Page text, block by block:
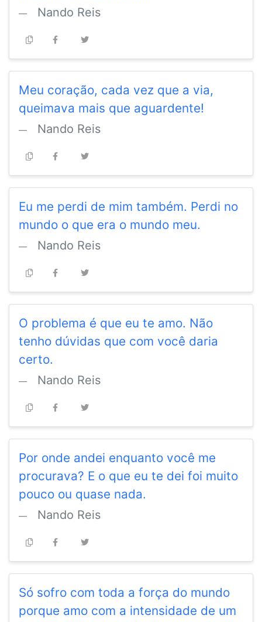
Nando Reis
Meu coração, cada vez que a via,
queimava mais que aguardente!
Nando Reis
Eu me perdi de mim também. Perdi no
mundo o que era o mundo meu.
Nando Reis
O problema é que eu te amo. Não
tenho dúvidas que com você daria
certo.
Nando Reis
Por onde andei enquanto você me
procurava? E o que eu te dei foi muito
pouco ou quase nada.
Nando Reis
Só sofro com toda a força do mundo
porque amo com a intensidade de um